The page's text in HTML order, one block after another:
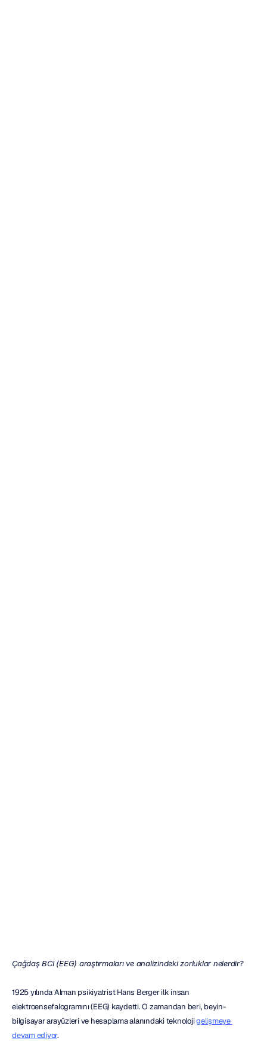
Çağdaş BCI (EEG) araştırmaları ve analizindeki zorluklar nelerdir?
1925 yılında Alman psikiyatrist Hans Berger ilk insan
elektroensefalogramını (EEG) kaydetti. O zamandan beri, beyin-
bilgisayar arayüzleri ve hesaplama alanındaki teknoloji gelişmeye
devam ediyor.